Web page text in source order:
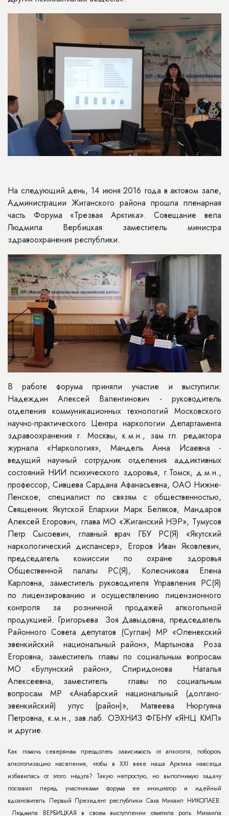
На следующий день, 14 июня 2016 года в актовом зале,
Администрации Жиганского района прошла пленарная
часть Форума «Трезвая Арктика». Совещание вела
Людмила Вербицкая заместитель министра
здравоохранения республики.
В работе форума приняли участие и выступили:
Надеждин Алексей Валентинович - руководитель
отделения коммуникационных технологий Московского
научно-практического Центра наркологии Департамента
здравоохранения г. Москвы, к.м.н., зам гл. редактора
журнала «Наркология», Мандель Анна Исаевна -
ведущий научный сотрудник отделения аддиктивных
состояний НИИ психического здоровья, г.Томск, д.м.н.,
профессор, Сивцева Сардана Афанасьевна, ОАО Нижне-
Ленское, специалист по связям с общественностью,
Священник Якутской Епархии Марк Беляков, Мандаров
Алексей Егорович, глава МО «Жиганский НЭР», Тумусов
Петр Сысоевич, главный врач ГБУ РС(Я) «Якутский
наркологический диспансер», Егоров Иван Яковлевич,
председатель комиссии по охране здоровья
Общественной палаты РС(Я), Колесникова Елена
Карловна, заместитель руководителя Управления РС(Я)
по лицензированию и осуществлению лицензионного
контроля за розничной продажей алкогольной
продукцией. Григорьева Зоя Давыдовна, председатель
Районного Совета депутатов (Суглан) МР «Оленекский
эвенкийский национальный район», Мартынова Роза
Егоровна, заместитель главы по социальным вопросам
МО «Булунский район», Спиридонова Наталья
Алексеевна, заместитель главы по социальным
вопросам МР «Анабарский национальный (долгано-
эвенкийский) улус (район)», Матвеева Нюргуяна
Петровна, к.м.н., зав.лаб. ОЭХНИЗ ФГБНУ «ЯНЦ КМП»
и другие.
Как помочь северянам преодолеть зависимость от алкоголя, побороть
алкоголизацию населения, чтобы в XXI веке наша Арктика навсегда
избавилась от этого недуга? Такую непростую, но выполнимую задачу
поставил перед участниками форума ее инициатор и идейный
вдохновитель Первый Президент республики Саха Михаил НИКОЛАЕВ.
Людмила ВЕРБИЦКАЯ в своем выступлении отметила роль Михаила